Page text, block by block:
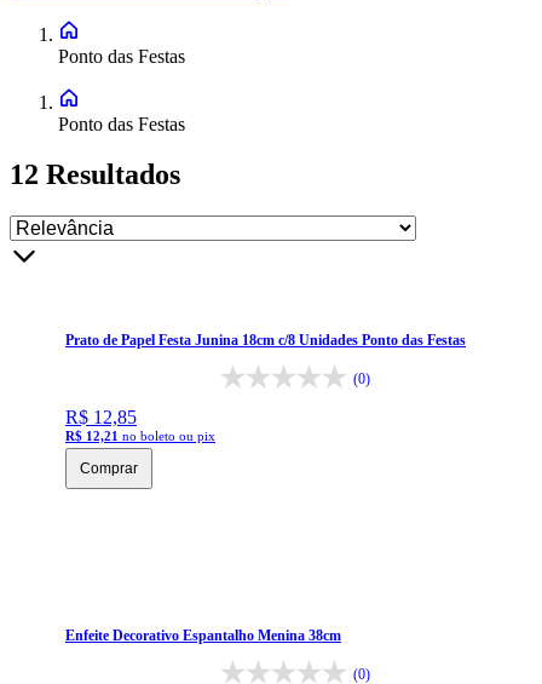
Ponto das Festas
Ponto das Festas
12 Resultados
Prato de Papel Festa Junina 18cm c/8 Unidades Ponto das Festas
(0)
R$ 12,85
R$ 12,21 no boleto ou pix
Comprar
Enfeite Decorativo Espantalho Menina 38cm
(0)